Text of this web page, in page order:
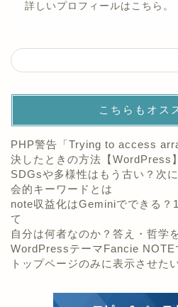
詳しいプロフィールは こちら。
こちらもオス
PHP警告「Trying to access
決したときの方法【WordPress】
SDGsや多様性はもう古い？次
会的キーワードとは
note収益化はGeminiでできる？
て
自分は何者なのか？答え・哲学
WordPressテーマFancie NOTE
トップページのみに表示させた